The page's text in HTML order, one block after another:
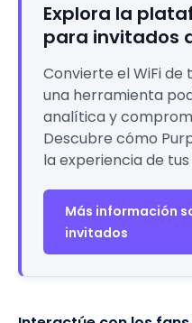
Explora la
para invitados
Convierte el WiFi
una herramienta
analítica y
Descubre cómo
la experiencia de
Más información
invitados